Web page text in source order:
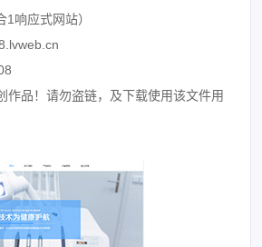
1响应式网站）
作品！请勿盗链，及下载使用该文件用